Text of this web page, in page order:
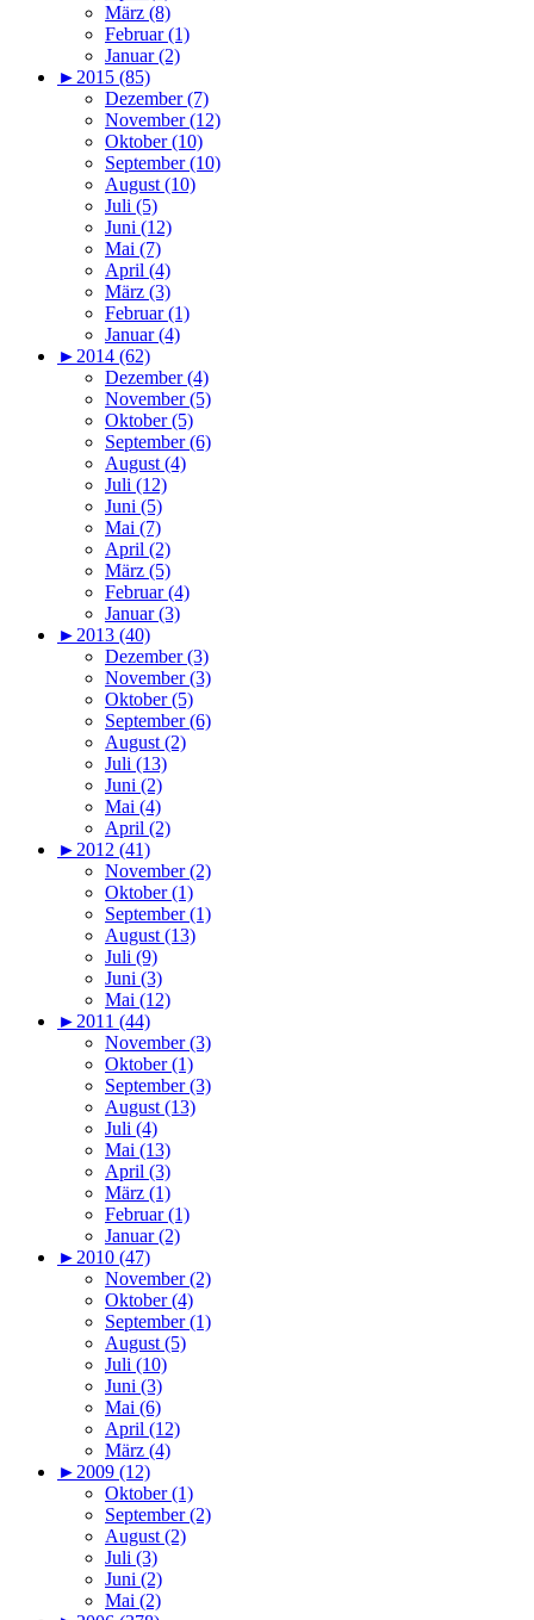
März (8)
Februar (1)
Januar (2)
► 2015 (85)
Dezember (7)
November (12)
Oktober (10)
September (10)
August (10)
Juli (5)
Juni (12)
Mai (7)
April (4)
März (3)
Februar (1)
Januar (4)
► 2014 (62)
Dezember (4)
November (5)
Oktober (5)
September (6)
August (4)
Juli (12)
Juni (5)
Mai (7)
April (2)
März (5)
Februar (4)
Januar (3)
► 2013 (40)
Dezember (3)
November (3)
Oktober (5)
September (6)
August (2)
Juli (13)
Juni (2)
Mai (4)
April (2)
► 2012 (41)
November (2)
Oktober (1)
September (1)
August (13)
Juli (9)
Juni (3)
Mai (12)
► 2011 (44)
November (3)
Oktober (1)
September (3)
August (13)
Juli (4)
Mai (13)
April (3)
März (1)
Februar (1)
Januar (2)
► 2010 (47)
November (2)
Oktober (4)
September (1)
August (5)
Juli (10)
Juni (3)
Mai (6)
April (12)
März (4)
► 2009 (12)
Oktober (1)
September (2)
August (2)
Juli (3)
Juni (2)
Mai (2)